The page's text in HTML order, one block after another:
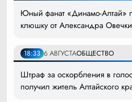
Юный фанат «Динамо-Алтай»
клюшку от Александра
18:33 6 АВГУСТАОБЩЕСТВО
Штраф за оскорбления в
получил житель Алтайского